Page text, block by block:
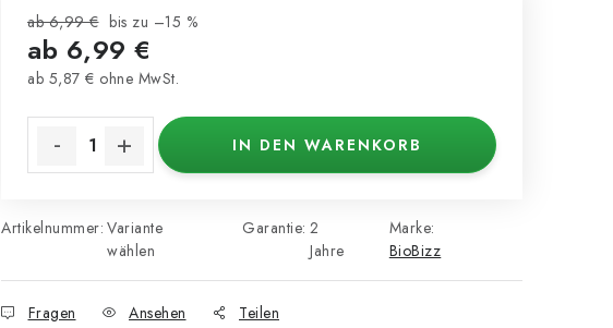
ab 6,99 € bis zu –15 %
ab 6,99 €
ab 5,87 € ohne MwSt.
IN DEN WARENKORB
Artikelnummer: Variante
wählen
Marke:
BioBizz
Garantie: 2
Jahre
Fragen Ansehen Teilen